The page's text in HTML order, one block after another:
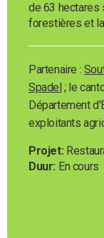
de 63 hectares
forestières et
Partenaire :
Spadel; le
Département
exploitants
Projet
Duur En cours